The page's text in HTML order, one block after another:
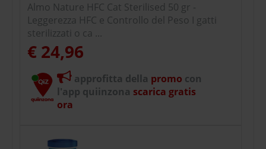
Almo Nature HFC Cat Sterilised 50 gr -
Leggerezza HFC e Controllo del Peso I gatti
sterilizzati o ca ...
€ 24,96
approfitta della promo con
l'app quiinzona scarica gratis
ora